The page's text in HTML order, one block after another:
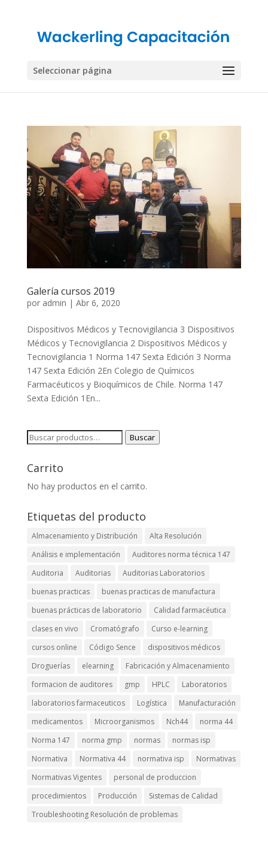
Seleccionar página
Galería cursos 2019
por admin | Abr 6, 2020
Dispositivos Médicos y Tecnovigilancia 3 Dispositivos
Médicos y Tecnovigilancia 2 Dispositivos Médicos y
Tecnovigilancia 1 Norma 147 Sexta Edición 3 Norma
147 Sexta Edición 2En Colegio de Químicos
Farmacéuticos y Bioquímicos de Chile. Norma 147
Sexta Edición 1En...
Buscar
Buscar
Carrito
No hay productos en el carrito.
Etiquetas del producto
Almacenamiento y Distribución
Alta Resolución
Análisis e implementación
Auditores norma técnica 147
Auditoria
Auditorias
Auditorias Laboratorios
buenas practicas
buenas practicas de manufactura
buenas prácticas de laboratorio
Calidad farmacéutica
clases en vivo
Cromatógrafo
Curso e-learning
cursos online
Código Sence
dispositivos médicos
Droguerías
elearning
Fabricación y Almacenamiento
formacion de auditores
gmp HPLC
Laboratorios
laboratorios farmaceuticos
Logística
Manufacturación
medicamentos
Microorganismos Nch44
norma 44
Norma 147
norma gmp normas
normas isp
Normativa
Normativa 44 normativa isp
Normativas
Normativas Vigentes
personal de produccion
procedimientos
Producción
Sistemas de Calidad
Troubleshooting Resolución de problemas